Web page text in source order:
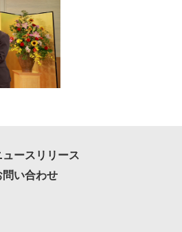
ュースリリース
問い合わせ